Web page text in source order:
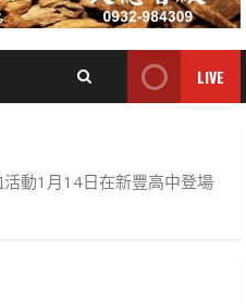
LIVE
動1月14日在新豐高中登場